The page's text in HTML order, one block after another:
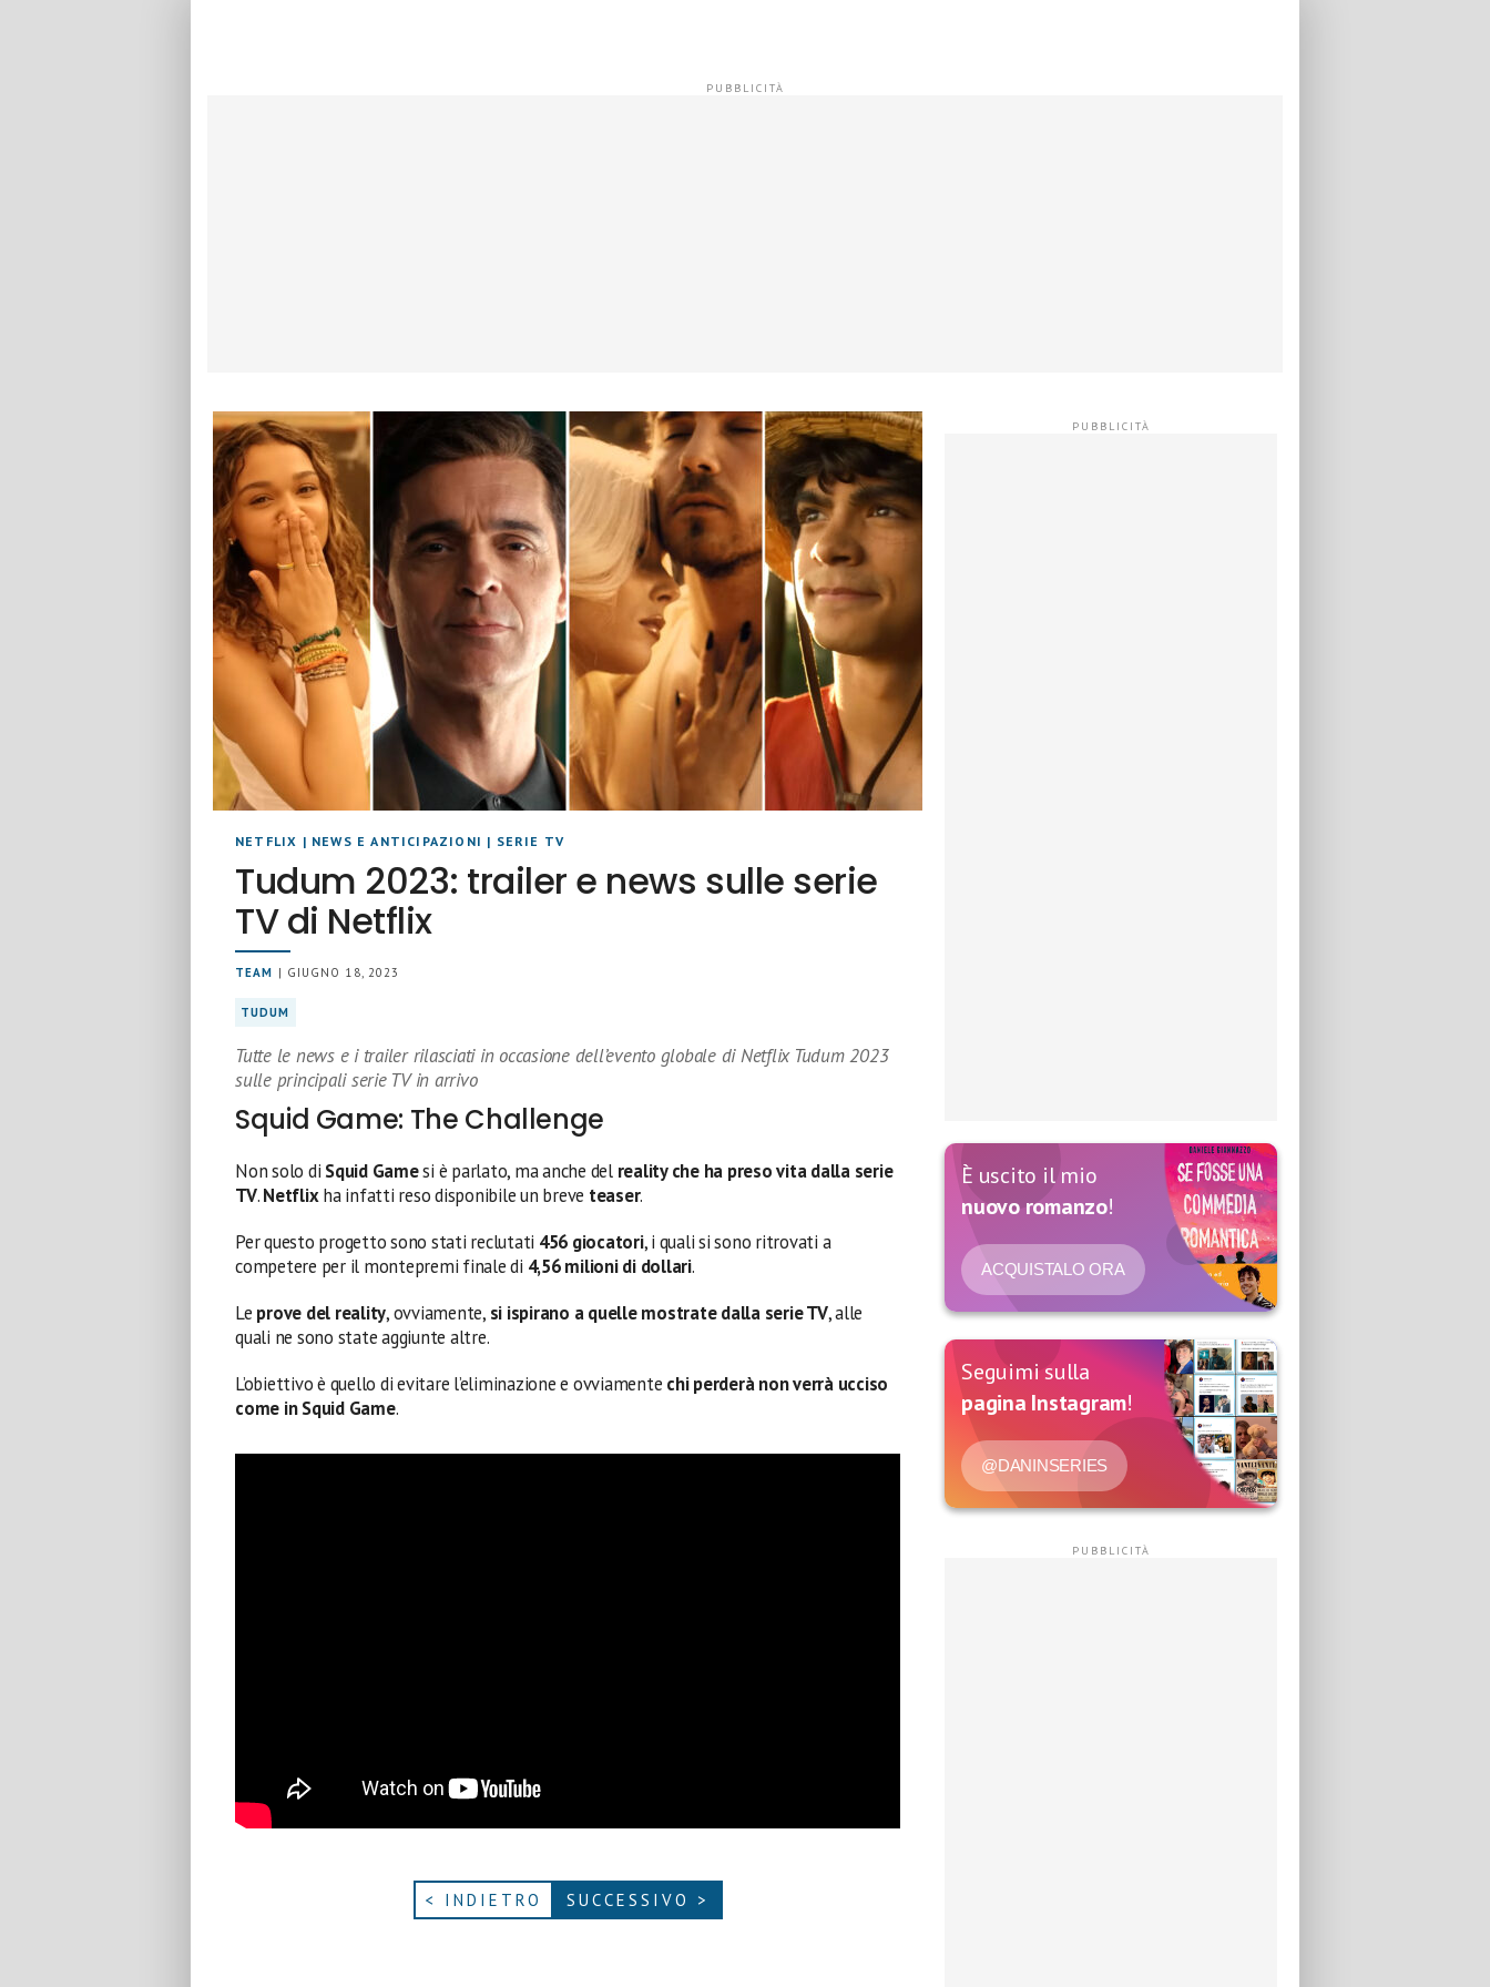
NETFLIX | NEWS E ANTICIPAZIONI | SERIE TV
Tudum 2023: trailer e news sulle serie
TV di Netflix
TEAM | GIUGNO 18, 2023
TUDUM
Tutte le news e i trailer rilasciati in occasione dell’evento globale di Netflix Tudum 2023
sulle principali serie TV in arrivo
Squid Game: The Challenge
Non solo di Squid Gamesi è parlato, ma anche del reality che ha preso vita dalla serie
TV.Netflixha infatti reso disponibile un breve teaser.
Per questo progetto sono stati reclutati 456 giocatori, i quali si sono ritrovati a
competere per il montepremi finale di 4,56 milioni di dollari.
Le prove del reality, ovviamente, si ispirano a quelle mostrate dalla serie TV, alle
quali ne sono state aggiunte altre.
L’obiettivo è quello di evitare l’eliminazione e ovviamente chi perderà non verrà ucciso
come in Squid Game.
< INDIETRO SUCCESSIVO >
È uscito il mio
nuovo romanzo!
ACQUISTALO ORA
Seguimi sulla
pagina Instagram!
@DANINSERIES